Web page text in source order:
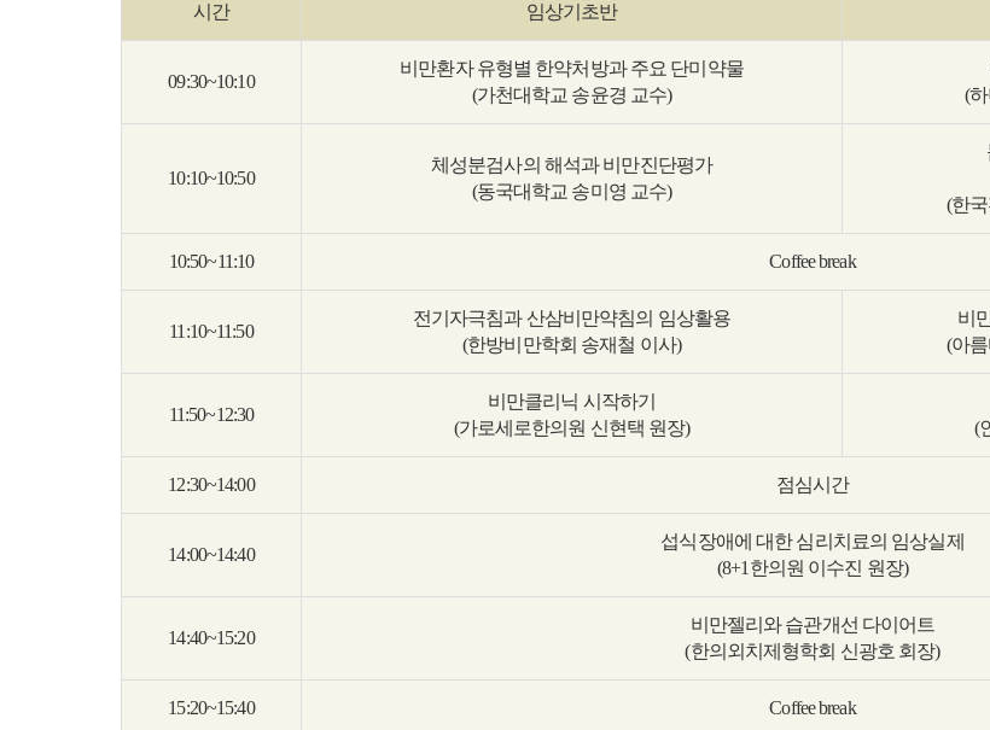
시간 임상기초반
09:30~10:10
비만환자 유형별 한약처방과 주요 단미약물
(가천대학교 송윤경 교수)
(
10:10~10:50
체성분검사의 해석과 비만진단평가
(동국대학교 송미영 교수)
(한
10:50~11:10 Coffee break
11:10~11:50
전기자극침과 산삼비만약침의 임상활용
(한방비만학회 송재철 이사)
비
(아
11:50~12:30
비만클리닉 시작하기
(가로세로한의원 신현택 원장)
(
12:30~14:00 점심시간
14:00~14:40
섭식장애에 대한 심리치료의 임상실제
(8+1한의원 이수진 원장)
14:40~15:20
비만젤리와 습관개선 다이어트
(한의외치제형학회 신광호 회장)
15:20~15:40 Coffee break